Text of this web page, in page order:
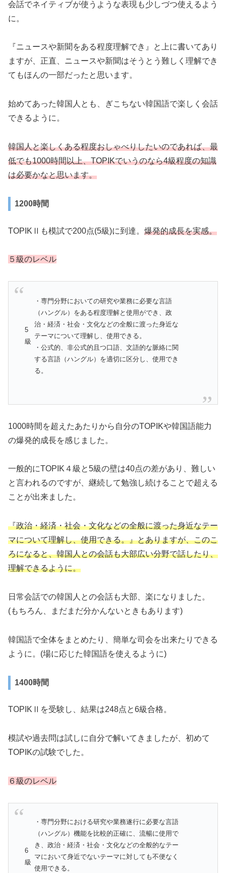
会話でネイティブが使うような表現も少しづつ使えるよう
に。
『ニュースや新聞をある程度理解でき』と上に書いてあり
ますが、正直、ニュースや新聞はそうとう難しく理解でき
てもほんの一部だったと思います。
始めてあった韓国人とも、ぎこちない韓国語で楽しく会話
できるように。
韓国人と楽しくある程度おしゃべりしたいのであれば、最
低でも1000時間以上、TOPIKでいうのなら4級程度の知識
は必要かなと思います。
1200時間
TOPIKⅡも模試で200点(5級)に到達。 爆発的成長を実感。
５級のレベル
5
級
・専門分野においての研究や業務に必要な言語
（ハングル）をある程度理解と使用ができ、政
治・経済・社会・文化などの全般に渡った身近な
テーマについて理解し、使用できる。
・公式的、非公式的且つ口語、文語的な脈絡に関
する言語（ハングル）を適切に区分し、使用でき
る。
1000時間を超えたあたりから自分のTOPIKや韓国語能力
の爆発的成長を感じました。
一般的にTOPIK４級と5級の壁は40点の差があり、難しい
と言われるのですが、継続して勉強し続けることで超える
ことが出来ました。
『政治・経済・社会・文化などの全般に渡った身近なテー
マについて理解し、使用できる。』とありますが、このこ
ろになると、韓国人との会話も大部広い分野で話したり、
理解できるように。
日常会話での韓国人との会話も大部、楽になりました。
(もちろん、まだまだ分かんないときもあります)
韓国語で全体をまとめたり、簡単な司会を出来たりできる
ように。(場に応じた韓国語を使えるように)
1400時間
TOPIKⅡを受験し、結果は248点と6級合格。
模試や過去問は試しに自分で解いてきましたが、初めて
TOPIKの試験でした。
６級のレベル
6
級
・専門分野における研究や業務遂行に必要な言語
（ハングル）機能を比較的正確に、流暢に使用で
き、政治・経済・社会・文化などの全般的なテー
マにおいて身近でないテーマに対しても不便なく
使用できる。